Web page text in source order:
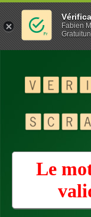
Le
Fabien M